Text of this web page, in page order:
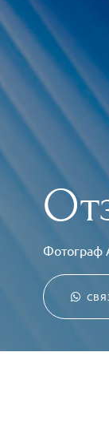
Фотограф